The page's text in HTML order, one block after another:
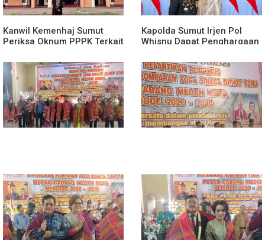
Kanwil Kemenhaj Sumut
Periksa Oknum PPPK Terkait
Magang Di Kantor Kemenhaj
Palas
Kapolda Sumut Irjen Pol
Whisnu Dapat Penghargaan
Prabowo Subianto